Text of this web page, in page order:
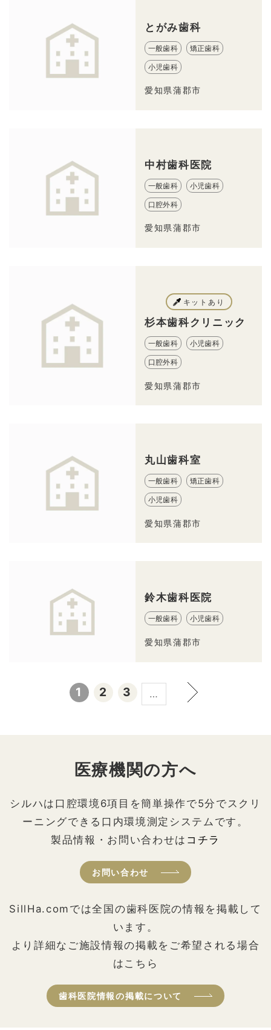
とがみ歯科
一般歯科 矯正歯科
小児歯科
愛知県蒲郡市
中村歯科医院
一般歯科 小児歯科
口腔外科
愛知県蒲郡市
キットあり
杉本歯科クリニック
一般歯科 小児歯科
口腔外科
愛知県蒲郡市
丸山歯科室
一般歯科 矯正歯科
小児歯科
愛知県蒲郡市
鈴木歯科医院
一般歯科 小児歯科
愛知県蒲郡市
1 2 3 …
医療機関の方へ
シルハは口腔環境6項目を簡単操作で5分でスクリ
ーニングできる口内環境測定システムです。
製品情報・お問い合わせは コチラ
お問い合わせ
SillHa.comでは全国の歯科医院の情報を掲載して
います。
より詳細なご施設情報の掲載をご希望される場合
はこちら
歯科医院情報の掲載について